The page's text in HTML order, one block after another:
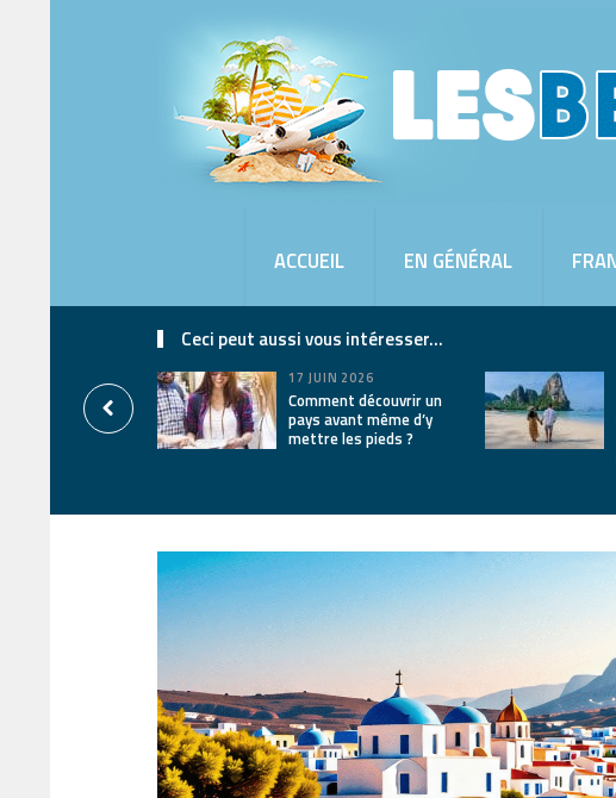
ACCUEIL EN GÉNÉRAL
Ceci peut aussi vous intéresser...
17 JUIN 2026
Comment découvrir un
pays avant même d’y
mettre les pieds ?